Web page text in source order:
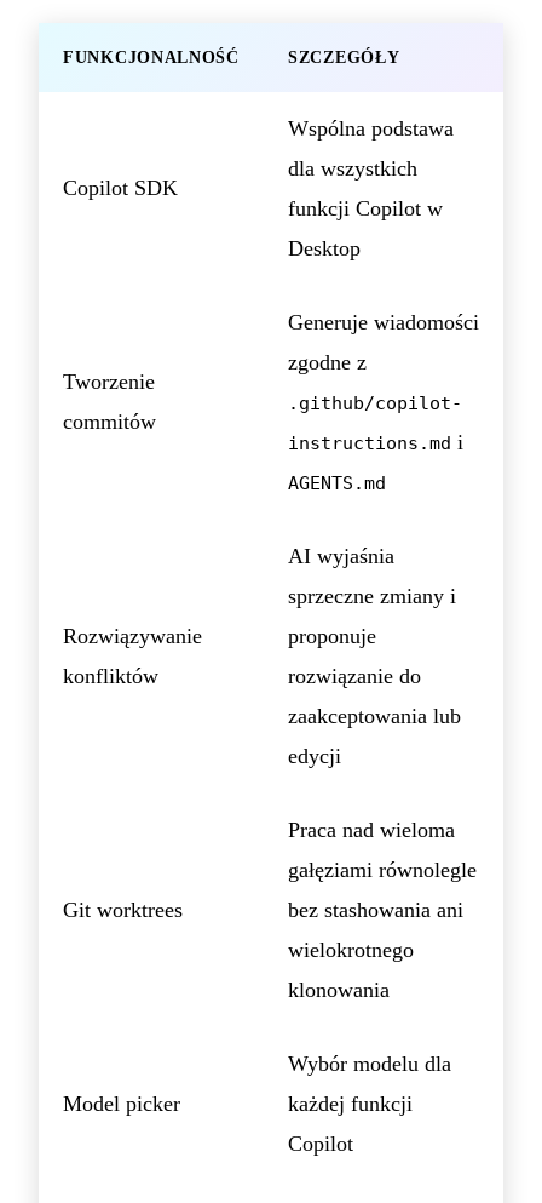
FUNKCJONALNOŚĆ SZCZEGÓŁY
Copilot SDK
Wspólna podstawa
dla wszystkich
funkcji Copilot w
Desktop
Tworzenie
commitów
Generuje wiadomości
zgodne z
.github/copilot-
instructions.md i
AGENTS.md
Rozwiązywanie
konfliktów
AI wyjaśnia
sprzeczne zmiany i
proponuje
rozwiązanie do
zaakceptowania lub
edycji
Git worktrees
Praca nad wieloma
gałęziami równolegle
bez stashowania ani
wielokrotnego
klonowania
Model picker
Wybór modelu dla
każdej funkcji
Copilot